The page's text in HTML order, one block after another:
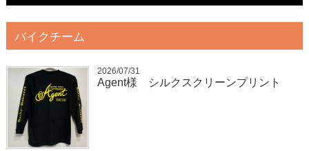
バイクチーム
2026/07/31
Agent様 シルクスクリーンプリント